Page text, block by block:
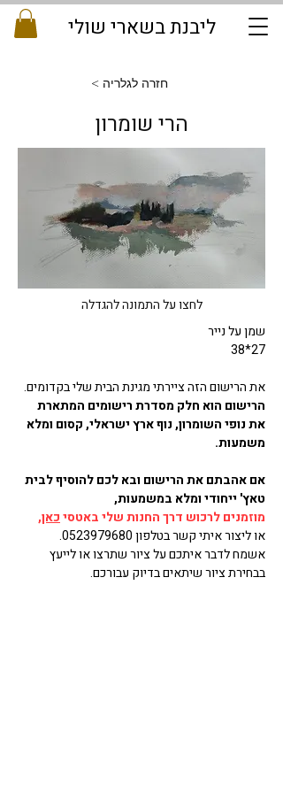
ליבנת בשארי שולי
< חזרה לגלריה
הרי שומרון
לחצו על התמונה להגדלה
שמן על נייר
38*27
את הרישום הזה ציירתי מגינת הבית שלי בקדומים.
הרישום הוא חלק מסדרת רישומים המתארת
את נופי השומרון, נוף ארץ ישראלי, קסום ומלא
משמעות.
אם אהבתם את הרישום ובא לכם להוסיף לבית
טאץ' ייחודי ומלא במשמעות,
מוזמנים לרכוש דרך החנות שלי באטסי כאן,
או ליצור איתי קשר בטלפון 0523979680.
אשמח לדבר איתכם על ציור שתרצו או לייעץ
בבחירת ציור שיתאים בדיוק עבורכם.